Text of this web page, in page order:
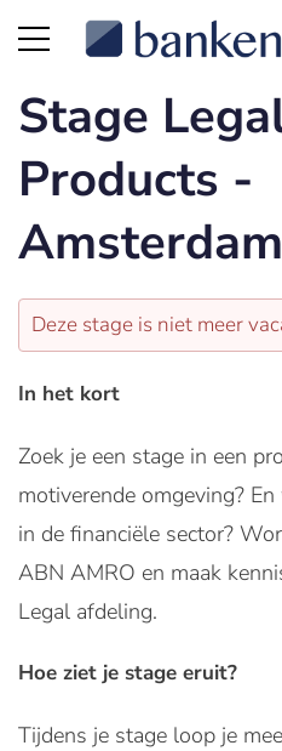
Stage
Products -
Amsterdam
Deze stage is niet meer
In het kort
Zoek je een stage in een
motiverende omgeving?
in de financiële sector?
ABN AMRO en maak
Legal afdeling.
Hoe ziet je stage eruit?
Tijdens je stage loop je